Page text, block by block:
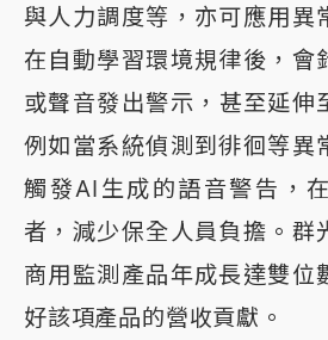
與人力調度等，亦可應用異
在自動學習環境規律後，會
或聲音發出警示，甚至延伸
例如當系統偵測到徘徊等異
觸發AI生成的語音警告，
者，減少保全人員負擔。群
商用監測產品年成長達雙位
好該項產品的營收貢獻。